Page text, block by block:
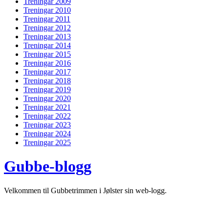
Treningar 2010
Treningar 2011
Treningar 2012
Treningar 2013
Treningar 2014
Treningar 2015
Treningar 2016
Treningar 2017
Treningar 2018
Treningar 2019
Treningar 2020
Treningar 2021
Treningar 2022
Treningar 2023
Treningar 2024
Treningar 2025
Gubbe-blogg
Velkommen til Gubbetrimmen i Jølster sin web-logg.